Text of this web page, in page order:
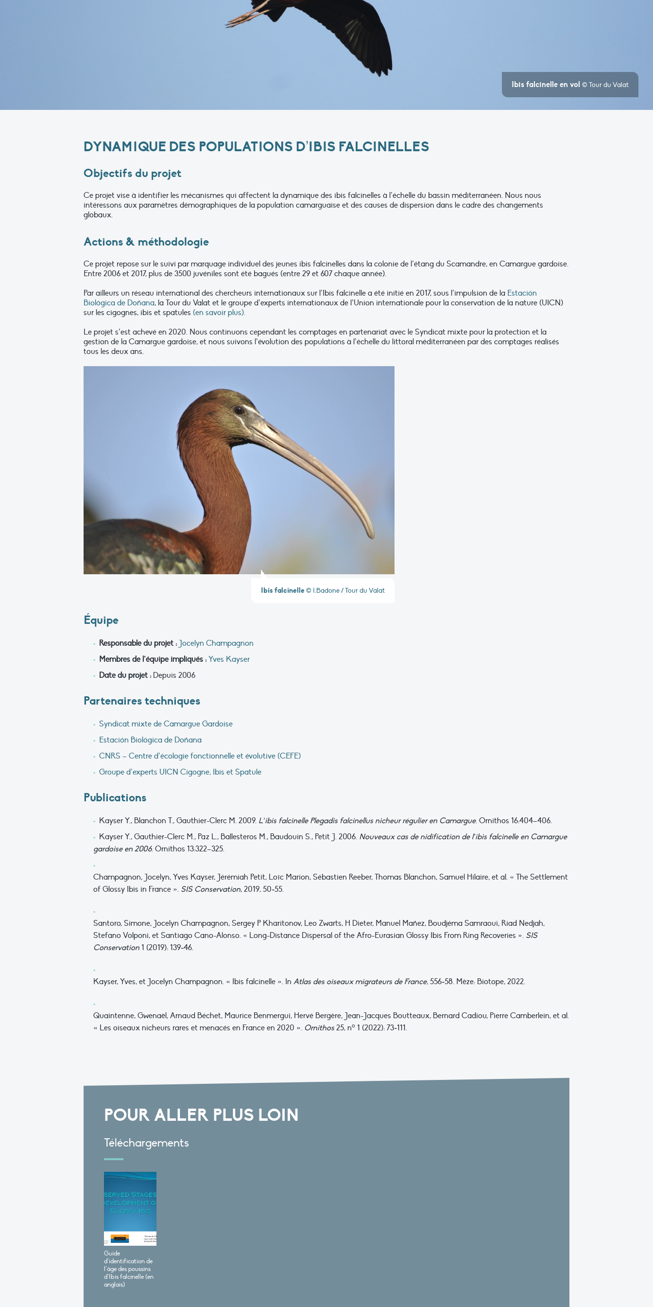
Ibis falcinelle en vol © Tour du Valat
DYNAMIQUE DES POPULATIONS D’IBIS FALCINELLES
Objectifs du projet
Ce projet vise à identifier les mécanismes qui affectent la dynamique des ibis falcinelles à l’échelle du bassin méditerranéen. Nous nous
intéressons aux paramètres démographiques de la population camarguaise et des causes de dispersion dans le cadre des changements
globaux.
Actions & méthodologie
Ce projet repose sur le suivi par marquage individuel des jeunes ibis falcinelles dans la colonie de l’étang du Scamandre, en Camargue gardoise.
Entre 2006 et 2017, plus de 3500 juvéniles sont été bagués (entre 29 et 607 chaque année).
Par ailleurs un réseau international des chercheurs internationaux sur l’Ibis falcinelle a été initié en 2017, sous l’impulsion de la Estación
Biológica de Doñana, la Tour du Valat et le groupe d’experts internationaux de l’Union internationale pour la conservation de la nature (UICN)
sur les cigognes, ibis et spatules (en savoir plus).
Le projet s’est achevé en 2020. Nous continuons cependant les comptages en partenariat avec le Syndicat mixte pour la protection et la
gestion de la Camargue gardoise, et nous suivons l’évolution des populations à l’échelle du littoral méditerranéen par des comptages réalisés
tous les deux ans.
Ibis falcinelle© I.Badone / Tour du Valat
Équipe
Responsable du projet : Jocelyn Champagnon
Membres de l’équipe impliqués : Yves Kayser
Date du projet :Depuis 2006
Partenaires techniques
Syndicat mixte de Camargue Gardoise
Estación Biológica de Doñana
CNRS – Centre d’écologie fonctionnelle et évolutive (CEFE)
Groupe d’experts UICN Cigogne, Ibis et Spatule
Publications
Kayser Y., Blanchon T., Gauthier-Clerc M. 2009. L’ibis falcinelle Plegadis falcinellus nicheur régulier en Camargue. Ornithos 16:404–406.
Kayser Y., Gauthier-Clerc M., Paz L., Ballesteros M., Baudouin S., Petit J. 2006. Nouveaux cas de nidification de l’ibis falcinelle en Camargue
gardoise en 2006. Ornithos 13:322–325.
Champagnon, Jocelyn, Yves Kayser, Jérémiah Petit, Loïc Marion, Sébastien Reeber, Thomas Blanchon, Samuel Hilaire, et al. « The Settlement
of Glossy Ibis in France ». SIS Conservation, 2019, 50‑55.
Santoro, Simone, Jocelyn Champagnon, Sergey P Kharitonov, Leo Zwarts, H Dieter, Manuel Mañez, Boudjéma Samraoui, Riad Nedjah,
Stefano Volponi, et Santiago Cano-Alonso. « Long-Distance Dispersal of the Afro-Eurasian Glossy Ibis From Ring Recoveries ». SIS
Conservation 1 (2019): 139‑46.
Kayser, Yves, et Jocelyn Champagnon. « Ibis falcinelle ». In Atlas des oiseaux migrateurs de France, 556‑58. Mèze: Biotope, 2022.
Quaintenne, Gwenaël, Arnaud Béchet, Maurice Benmergui, Hervé Bergère, Jean-Jacques Boutteaux, Bernard Cadiou, Pierre Camberlein, et al.
« Les oiseaux nicheurs rares et menacés en France en 2020 ». Ornithos 25, no 1 (2022): 73‑111.
POUR ALLER PLUS LOIN
Téléchargements
Guide
d’identification de
l’âge des poussins
d’Ibis falcinelle (en
anglais)